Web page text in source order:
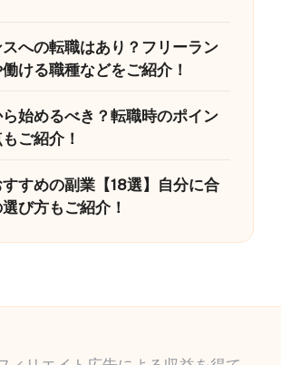
への転職はあり？フリーラン
ける職種などをご紹介！
始めるべき？転職時のポイン
ご紹介！
すめの副業【18選】自分に合
び方もご紹介！